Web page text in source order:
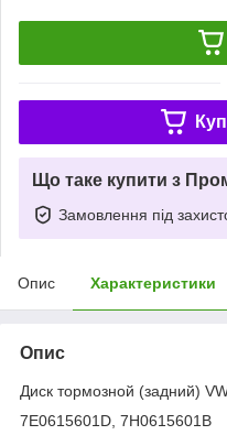
Що таке купити з
Замовлення під
Опис Характеристики
Опис
Диск тормозной (задний)
7E0615601D, 7H0615601B